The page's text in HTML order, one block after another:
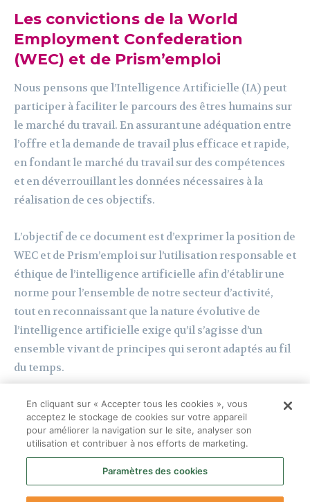
En cliquant sur « Accepter tous les cookies », vous
acceptez le stockage de cookies sur votre appareil
pour améliorer la navigation sur le site, analyser son
utilisation et contribuer à nos efforts de marketing.
Paramètres des cookies